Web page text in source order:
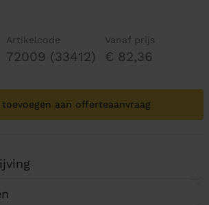
Artikelcode
72009 (33412)
Vanaf prijs
€ 82,36
aan offerteaanvraag